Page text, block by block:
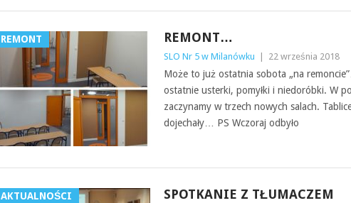
REMONT REMONT…
SLO Nr 5 w Milanówku 22 września 2018
Może to już ostatnia sobota „na
ostatnie usterki, pomyłki i niedoróbki. W
zaczynamy w trzech nowych salach.
dojechały… PS Wczoraj odbyło
AKTUALNOŚCI SPOTKANIE Z TŁUMACZEM